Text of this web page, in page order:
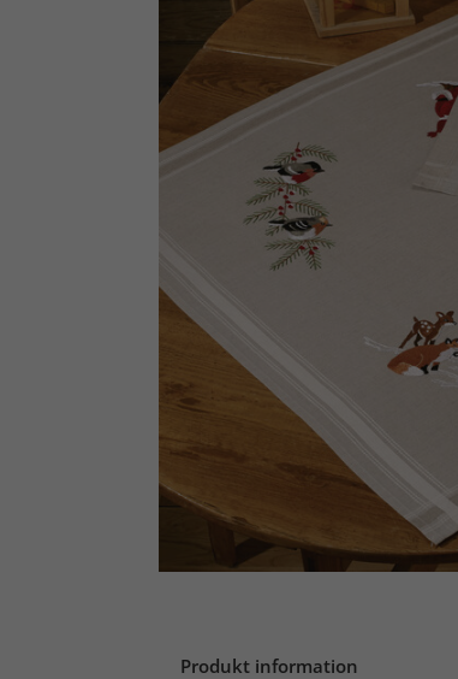
Produkt information